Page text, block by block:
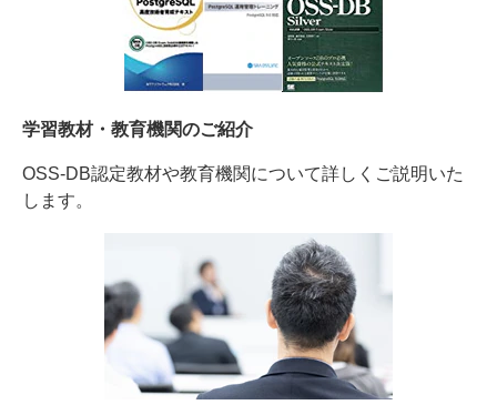
学習教材・教育機関のご紹介
OSS-DB認定教材や教育機関について詳しくご説明いた
します。